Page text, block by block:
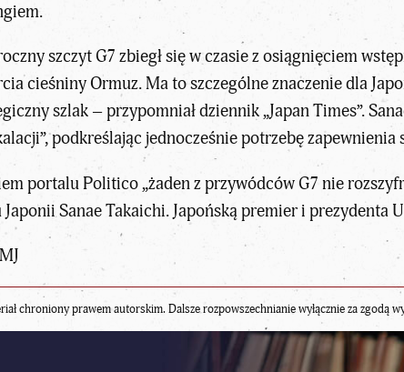
szczyt G7 zbiegł się w czasie z osiągnięciem
cieśniny Ormuz. Ma to szczególne znaczenie dla
szlak – przypomniał dziennik „Japan Times”.
podkreślając jednocześnie potrzebę
portalu Politico „żaden z przywódców G7 nie
Japonii Sanae Takaichi. Japońską premier i prezydenta
chroniony prawem autorskim. Dalsze rozpowszechnianie wyłącznie za zgodą